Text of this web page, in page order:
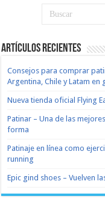
Artículos recientes
Consejos para comprar
Argentina, Chile y Latam en
Nueva tienda oficial Flying
Patinar – Una de las
forma
Patinaje en línea como
running
Epic gind shoes – Vuelven